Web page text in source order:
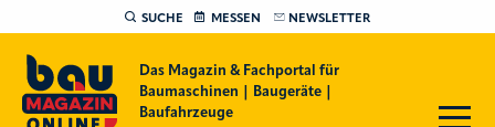
SUCHE MESSEN NEWSLETTER
Das Magazin & Fachportal für
Baumaschinen | Baugeräte |
Baufahrzeuge